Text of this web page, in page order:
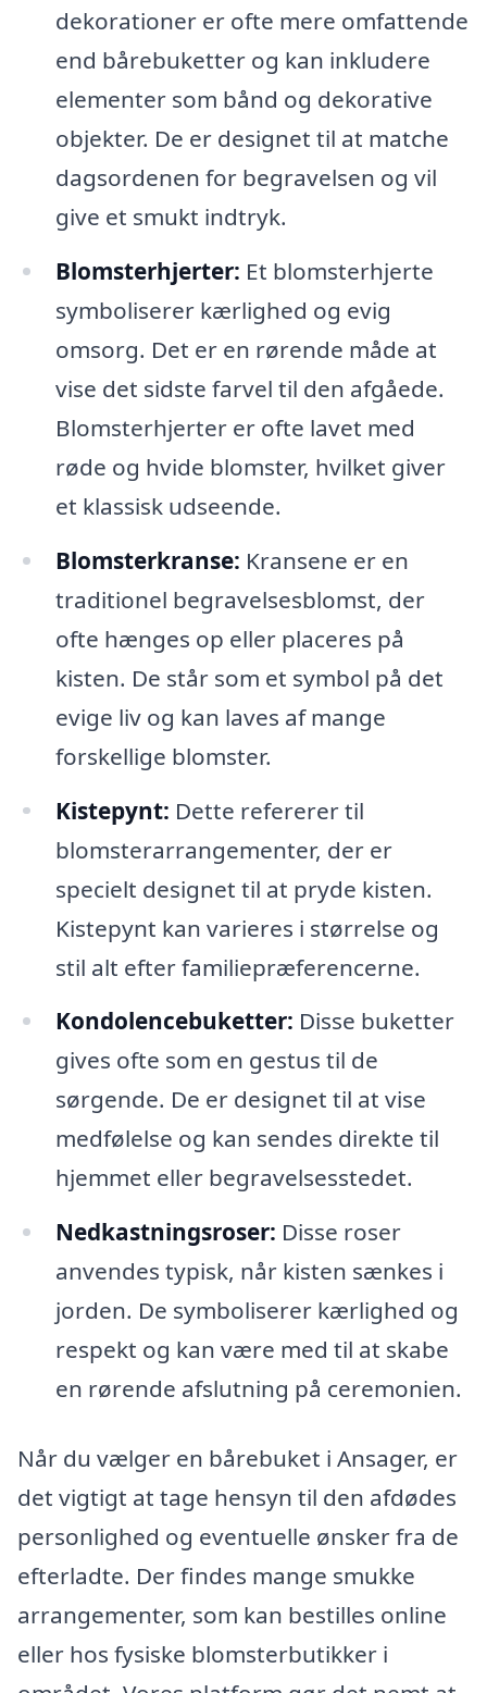
dekorationer er ofte mere omfattende
end bårebuketter og kan inkludere
elementer som bånd og dekorative
objekter. De er designet til at matche
dagsordenen for begravelsen og vil
give et smukt indtryk.
Blomsterhjerter: Et blomsterhjerte
symboliserer kærlighed og evig
omsorg. Det er en rørende måde at
vise det sidste farvel til den afgåede.
Blomsterhjerter er ofte lavet med
røde og hvide blomster, hvilket giver
et klassisk udseende.
Blomsterkranse: Kransene er en
traditionel begravelsesblomst, der
ofte hænges op eller placeres på
kisten. De står som et symbol på det
evige liv og kan laves af mange
forskellige blomster.
Kistepynt: Dette refererer til
blomsterarrangementer, der er
specielt designet til at pryde kisten.
Kistepynt kan varieres i størrelse og
stil alt efter familiepræferencerne.
Kondolencebuketter: Disse buketter
gives ofte som en gestus til de
sørgende. De er designet til at vise
medfølelse og kan sendes direkte til
hjemmet eller begravelsesstedet.
Nedkastningsroser: Disse roser
anvendes typisk, når kisten sænkes i
jorden. De symboliserer kærlighed og
respekt og kan være med til at skabe
en rørende afslutning på ceremonien.
Når du vælger en bårebuket i Ansager, er
det vigtigt at tage hensyn til den afdødes
personlighed og eventuelle ønsker fra de
efterladte. Der findes mange smukke
arrangementer, som kan bestilles online
eller hos fysiske blomsterbutikker i